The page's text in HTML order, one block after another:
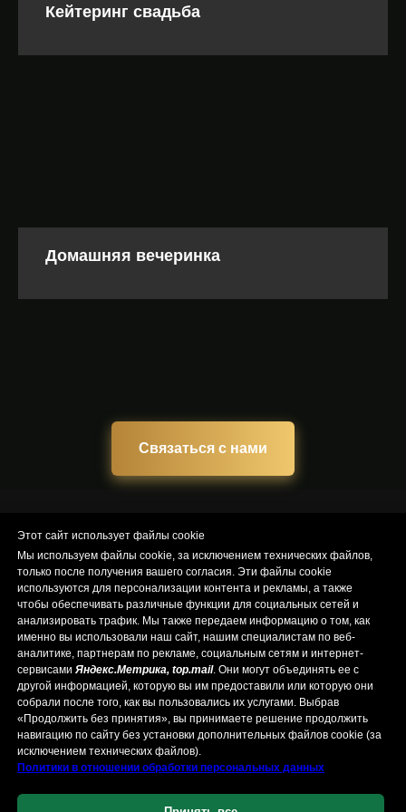
Кейтеринг свадьба
Домашняя вечеринка
Связаться с нами
Этот сайт использует файлы cookie
Мы используем файлы cookie, за исключением технических файлов,
только после получения вашего согласия. Эти файлы cookie
используются для персонализации контента и рекламы, а также
чтобы обеспечивать различные функции для социальных сетей и
анализировать трафик. Мы также передаем информацию о том, как
именно вы использовали наш сайт, нашим специалистам по веб-
аналитике, партнерам по рекламе, социальным сетям и интернет-
сервисами Яндекс.Метрика, top.mail. Они могут объединять ее с
другой информацией, которую вы им предоставили или которую они
собрали после того, как вы пользовались их услугами. Выбрав
«Продолжить без принятия», вы принимаете решение продолжить
навигацию по сайту без установки дополнительных файлов cookie (за
исключением технических файлов).
Политики в отношении обработки персональных данных
О нас ВК Telegram Inst Телефон
Доставка
Политики в отношении обработки персональных данных
Почему выбирают кейтеринг Мята Lounge
MENU МЯТА МАГАДАН
OOO "МЯТА"
наверх